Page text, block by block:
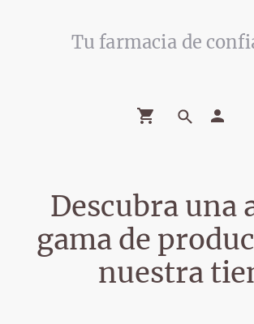
Tu farmacia de
Descubra una
gama de
nuestra